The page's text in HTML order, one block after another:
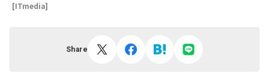
[ITmedia]
Share